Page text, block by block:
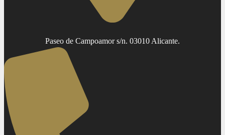
Paseo de Campoamor s/n. 03010 Alicante.